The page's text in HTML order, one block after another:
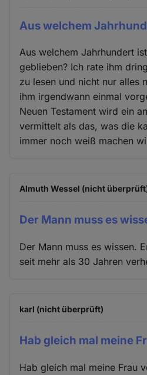
Aus welchem
Aus welchem Jahrhundert
geblieben? Ich rate ihm
zu lesen und nicht nur alles
ihm irgendwann einmal
Neuen Testament wird ein
vermittelt als das, was die
immer noch weiß machen
Almuth Wessel (nicht
Der Mann muss es
Der Mann muss es wissen.
seit mehr als 30 Jahren
karl (nicht überprüft)
Hab gleich mal meine
Hab gleich mal meine Frau